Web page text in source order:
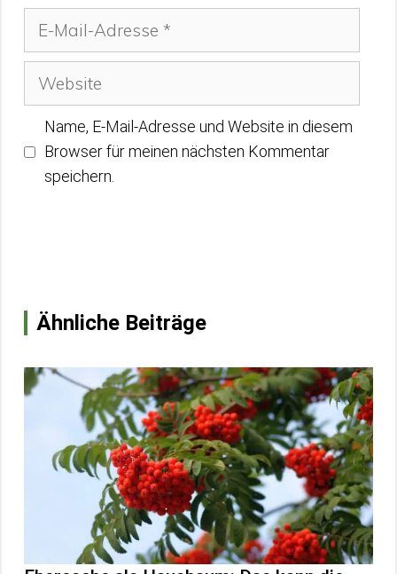
Website
Name, E-Mail-Adresse und Website in diesem
Browser für meinen nächsten Kommentar
speichern.
Ähnliche Beiträge